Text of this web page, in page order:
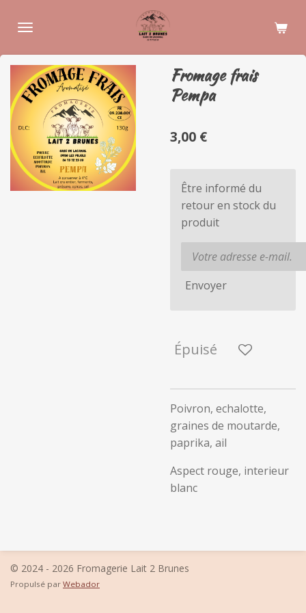
au
principal
Fromage frais
Pempa
3,00 €
Être informé du
retour en stock du
produit
Envoyer
Épuisé
Poivron, echalotte,
graines de moutarde,
paprika, ail
Aspect rouge, interieur
blanc
© 2024 - 2026 Fromagerie Lait 2 Brunes
Propulsé par Webador